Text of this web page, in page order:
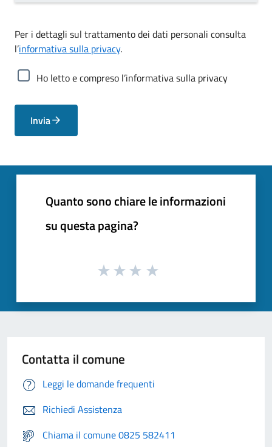
Per i dettagli sul trattamento dei dati personali consulta
l’informativa sulla privacy.
Ho letto e compreso l’informativa sulla privacy
Invia
Quanto sono chiare le informazioni
su questa pagina?
Contatta il comune
Leggi le domande frequenti
Richiedi Assistenza
Chiama il comune 0825 582411